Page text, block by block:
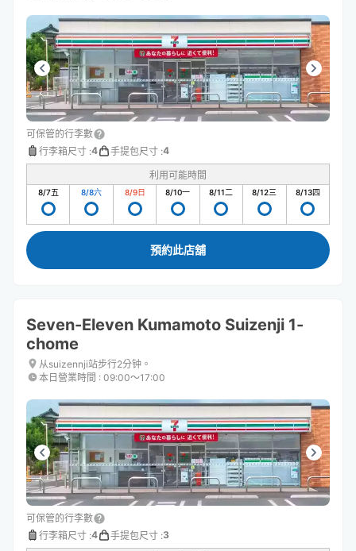
可保管的行李數
行李箱尺寸 :4 手提包尺寸 :4
利用可能時間
8/7五 8/8六 8/9日 8/10一 8/11二 8/12三 8/13四
預約此店舖
Seven-Eleven Kumamoto Suizenji 1-
chome
从suizennji站步行2分钟。
本日營業時間 : 09:00〜17:00
可保管的行李數
行李箱尺寸 :4 手提包尺寸 :3